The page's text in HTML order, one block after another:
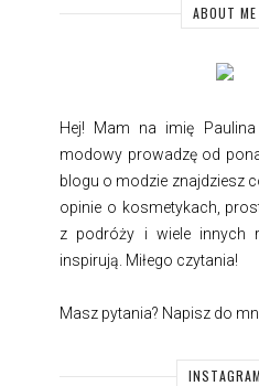
ABOUT ME
Hej! Mam na imię
modowy prowadzę od
blogu o modzie znajdziesz
opinie o kosmetykach,
z podróży i wiele innych
inspirują. Miłego czytania!
Masz pytania? Napisz do
INSTAGRAM